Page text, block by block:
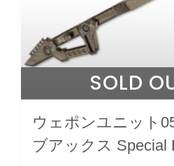
SOLD
ウェポンユニット
ブアックス Special